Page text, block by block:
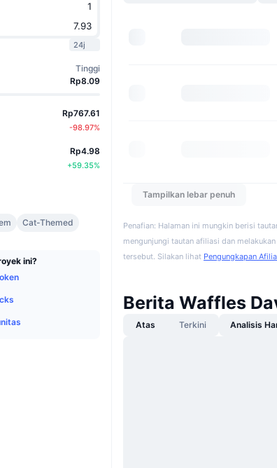
24j
Tinggi
Rp8.09
Rp767.61
-98.97%
Rp4.98
+59.35%
Cat-Themed
ini?
Tampilkan lebar penuh
Penafian: Halaman ini mungkin berisi
mengunjungi tautan afiliasi dan
tersebut. Silakan lihat Pengungkapan
Berita Waffles
Atas Terkini Analisis